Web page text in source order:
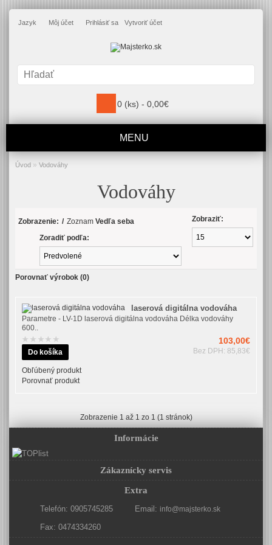
Jazyk Môj účet Prihlásiť sa Vytvoriť účet
0 (ks) - 0,00€
MENU
Úvod » Vodováhy
Vodováhy
Zobrazenie: Zoznam
/ Vedľa seba Zobraziť:
Zoradiť podľa:
Porovnať výrobok (0)
laserová digitálna vodováha
Parametre - LV-1D laserová digitálna vodováha Délka vodováhy
600..
103,00€
Bez DPH: 85,83€
Obľúbený produkt
Porovnať produkt
Zobrazenie 1 až 1 zo 1 (1 stránok)
Informácie
Zákaznícky servis
Extra
Telefón: 0905745285 Email: info@majsterko.sk
Fax: 0474334260